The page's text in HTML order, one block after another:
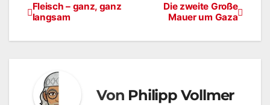
Beitragsnavigation
Die zweite Große
Mauer um Gaza
Fleisch – ganz, ganz
langsam
Von Philipp Vollmer